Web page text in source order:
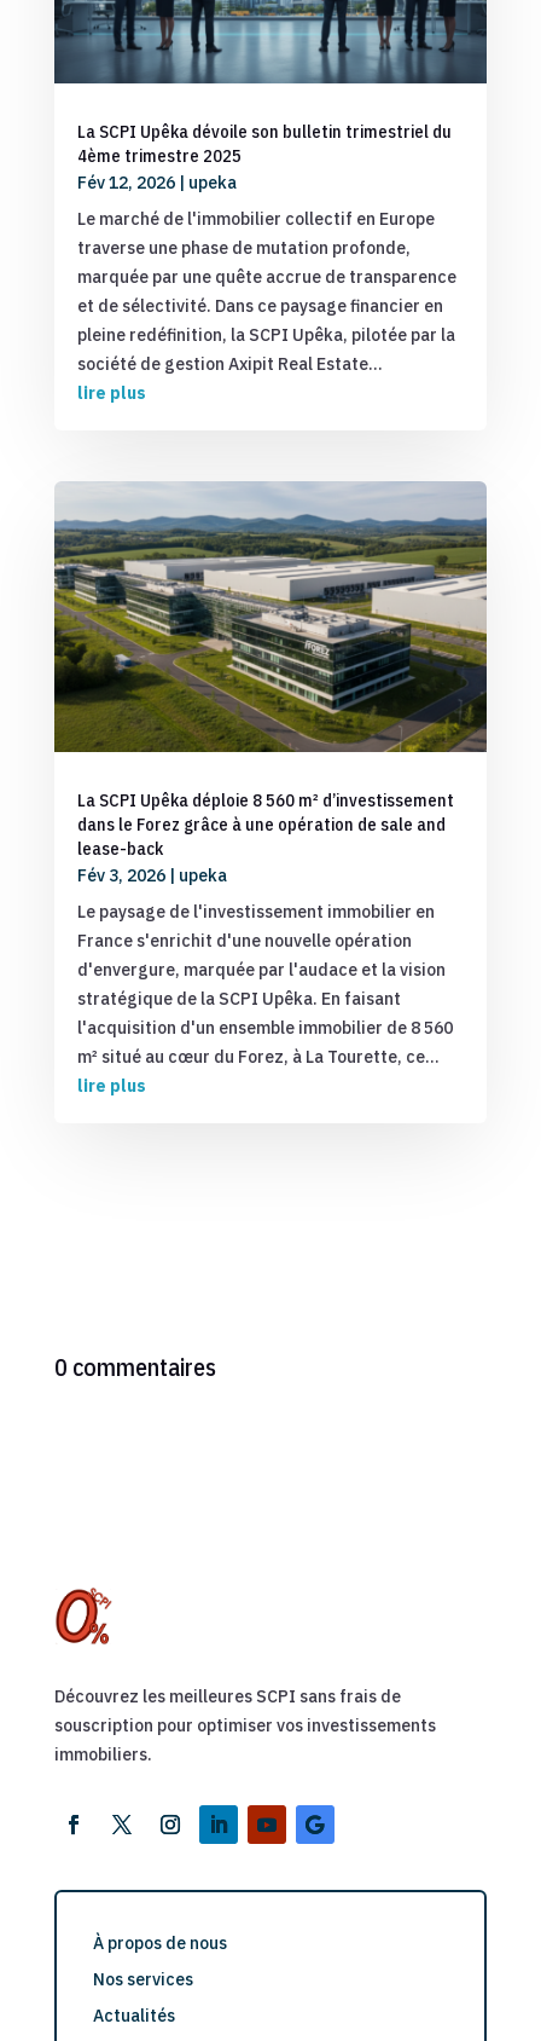
La SCPI Upêka dévoile son bulletin trimestriel du
4ème trimestre 2025
Fév 12, 2026| upeka
Le marché de l'immobilier collectif en Europe
traverse une phase de mutation profonde,
marquée par une quête accrue de transparence
et de sélectivité. Dans ce paysage financier en
pleine redéfinition, la SCPI Upêka, pilotée par la
société de gestion Axipit Real Estate...
lire plus
La SCPI Upêka déploie 8 560 m² d’investissement
dans le Forez grâce à une opération de sale and
lease-back
Fév 3, 2026| upeka
Le paysage de l'investissement immobilier en
France s'enrichit d'une nouvelle opération
d'envergure, marquée par l'audace et la vision
stratégique de la SCPI Upêka. En faisant
l'acquisition d'un ensemble immobilier de 8 560
m² situé au cœur du Forez, à La Tourette, ce...
lire plus
0 commentaires
Découvrez les meilleures SCPI sans frais de
souscription pour optimiser vos investissements
immobiliers.
À propos de nous
Nos services
Actualités